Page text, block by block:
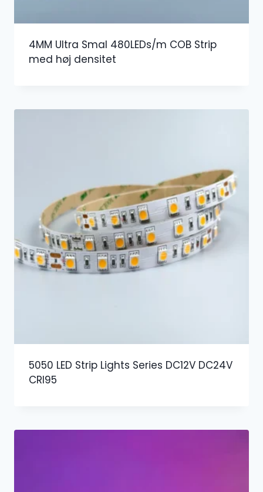
4MM Ultra Smal 480LEDs/m COB Strip
med høj densitet
5050 LED Strip Lights Series DC12V DC24V
CRI95